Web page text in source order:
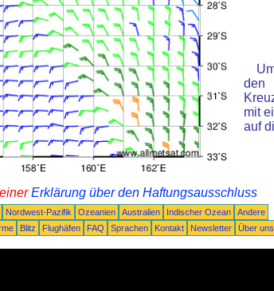
den
mit
auf
Erklärung über den Haftungsausschluss
Nordwest-Pazifik Ozeanien Australien Indischer Ozean
Andere
Blitz Flughäfen FAQ Sprachen Kontakt Newsletter Über uns